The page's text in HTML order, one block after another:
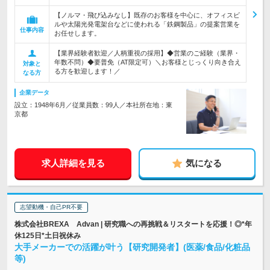
仕事内容
【ノルマ・飛び込みなし】既存のお客様を中心に、オフィスビ
ルや太陽光発電架台などに使われる「鉄鋼製品」の提案営業を
お任せします。
対象と
なる方
【業界経験者歓迎／人柄重視の採用】◆営業のご経験（業界・
年数不問）◆要普免（AT限定可）＼お客様とじっくり向き合え
る方を歓迎します！／
企業データ
設立：1948年6月／従業員数：99人／本社所在地：東
京都
求人詳細を見る 気になる
志望動機・自己PR不要
株式会社BREXA Advan | 研究職への再挑戦＆リスタートを応援！◎*年
休125日*土日祝休み
大手メーカーでの活躍が叶う【研究開発者】(医薬/食品/化粧品
等)